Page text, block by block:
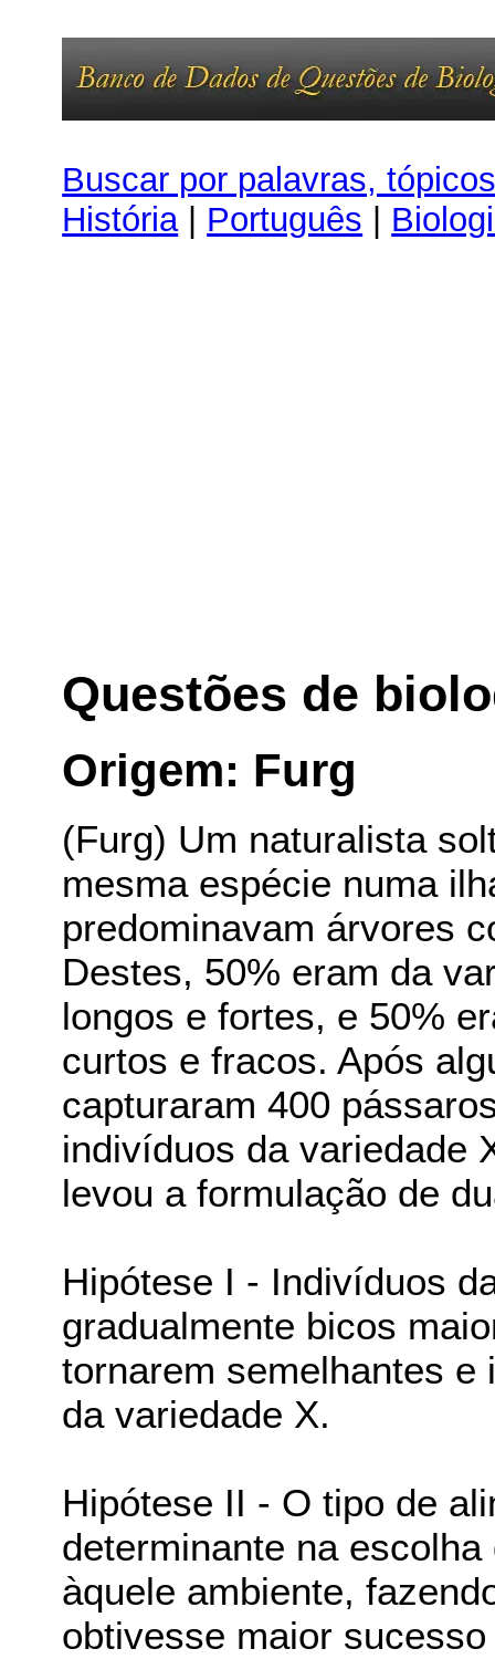
Buscar por palavras,
História| Português |
Questões de
Origem: Furg
(Furg) Um naturalista
mesma espécie numa
predominavam árvores
Destes, 50% eram da
longos e fortes, e 50%
curtos e fracos. Após
capturaram 400
indivíduos da variedade
levou a formulação de
Hipótese I - Indivíduos
gradualmente bicos
tornarem semelhantes e
da variedade X.
Hipótese II - O tipo de
determinante na
àquele ambiente,
obtivesse maior